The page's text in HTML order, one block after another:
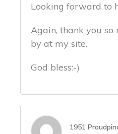
Looking forward to
Again, thank you
by at my site.
God bless:-)
1951